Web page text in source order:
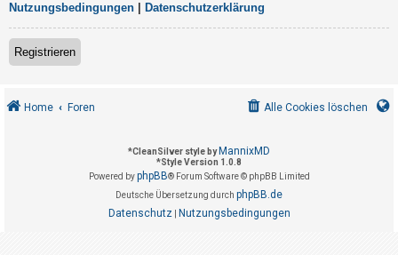
U
b
e
Nutzungsbedingungen Datenschutzerklärung
Registrieren
Home Foren Alle Cookies löschen
*CleanSilver style by MannixMD
*Style Version 1.0.8
Powered byphpBB® Forum Software © phpBB Limited
Deutsche Übersetzung durch phpBB.de
Datenschutz| Nutzungsbedingungen